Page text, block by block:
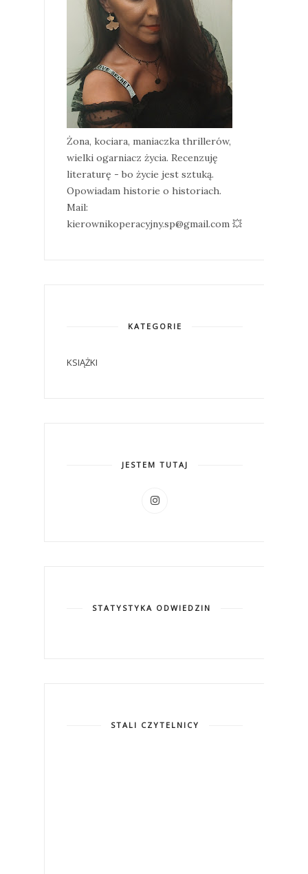
Żona, kociara, maniaczka thrillerów,
wielki ogarniacz życia. Recenzuję
literaturę - bo życie jest sztuką.
Opowiadam historie o historiach.
Mail:
kierownikoperacyjny.sp@gmail.com 💥
KATEGORIE
KSIĄŻKI
JESTEM TUTAJ
STATYSTYKA ODWIEDZIN
STALI CZYTELNICY